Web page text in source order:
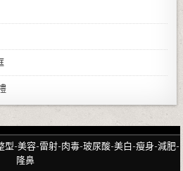
-美容-雷射-肉毒-玻尿酸-美白-瘦身-減肥-
隆鼻